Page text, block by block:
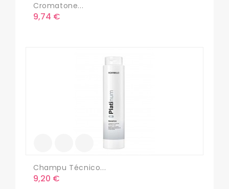
Cromatone...
Precio
9,74 €
Champu Técnico...
Precio
9,20 €